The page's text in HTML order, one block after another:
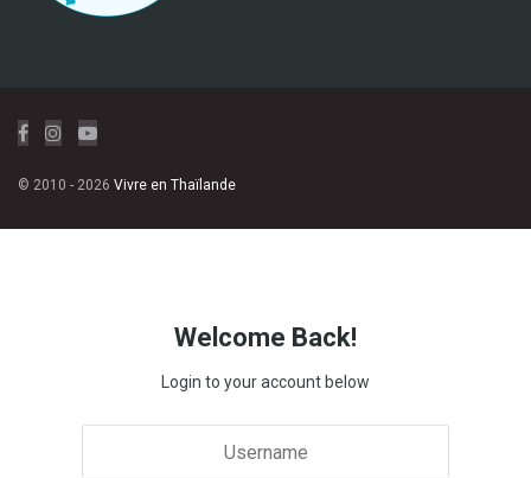
© 2010 - 2026 Vivre en Thaïlande
Welcome Back!
Login to your account below